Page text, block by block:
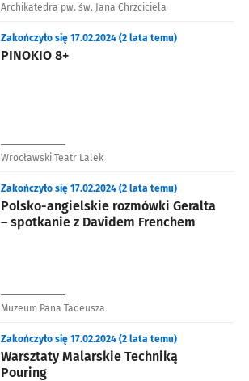
Archikatedra pw. św. Jana Chrzciciela
PINOKIO 8+
Zakończyło się 17.02.2024 (2 lata temu)
Wrocławski Teatr Lalek
Polsko-angielskie rozmówki Geralta
– spotkanie z Davidem Frenchem
Zakończyło się 17.02.2024 (2 lata temu)
Muzeum Pana Tadeusza
Warsztaty Malarskie Techniką
Pouring
Zakończyło się 17.02.2024 (2 lata temu)